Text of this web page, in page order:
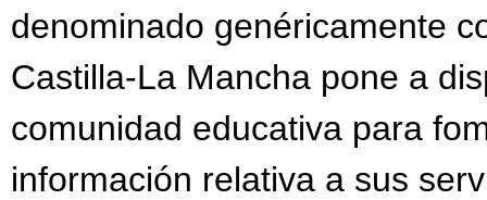
denominado genéricamente
Castilla-La Mancha pone a
comunidad educativa para
información relativa a sus